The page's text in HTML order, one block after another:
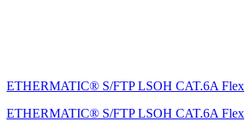
ETHERMATIC® S/FTP LSOH CAT.6A Flex
ETHERMATIC® S/FTP LSOH CAT.6A Flex